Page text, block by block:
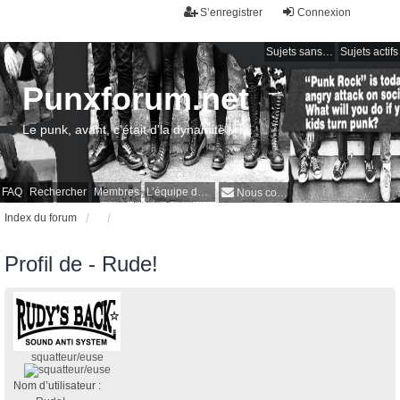
Connexion
S’enregistrer
Sujets sans réponse Sujets actifs
FAQ Rechercher Membres L’équipe du forum Nous contacter
Punxforum.net
Le punk, avant, c'était d'la dynamite !
Index du forum
Profil de - Rude!
squatteur/euse
Nom d’utilisateur :